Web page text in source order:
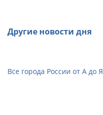
Другие новости дня
Все города России от А до Я